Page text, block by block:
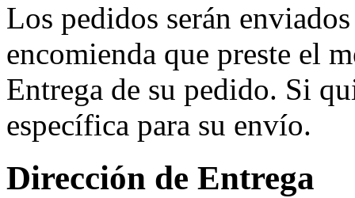
Los pedidos serán
encomienda que preste el
Entrega de su pedido. Si
específica para su envío.
Dirección de Entrega